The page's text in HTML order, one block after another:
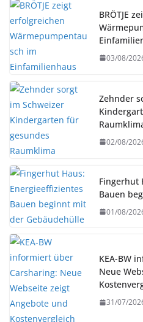
BRÖTJE
03/08/
Zehnder
02/08/
Fingerhut
Bauen
01/08/
KEA-BW
Neue
31/07/